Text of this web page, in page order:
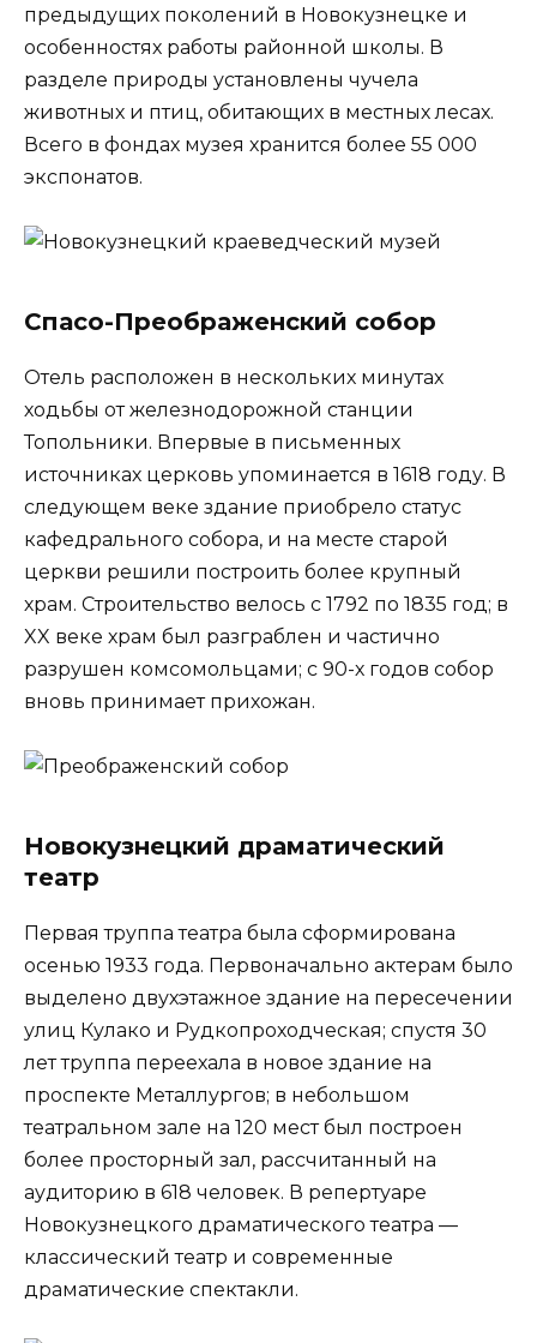
предыдущих поколений в Новокузнецке и
особенностях работы районной школы. В
разделе природы установлены чучела
животных и птиц, обитающих в местных лесах.
Всего в фондах музея хранится более 55 000
экспонатов.
Спасо-Преображенский собор
Отель расположен в нескольких минутах
ходьбы от железнодорожной станции
Топольники. Впервые в письменных
источниках церковь упоминается в 1618 году. В
следующем веке здание приобрело статус
кафедрального собора, и на месте старой
церкви решили построить более крупный
храм. Строительство велось с 1792 по 1835 год; в
XX веке храм был разграблен и частично
разрушен комсомольцами; с 90-х годов собор
вновь принимает прихожан.
Новокузнецкий драматический
театр
Первая труппа театра была сформирована
осенью 1933 года. Первоначально актерам было
выделено двухэтажное здание на пересечении
улиц Кулако и Рудкопроходческая; спустя 30
лет труппа переехала в новое здание на
проспекте Металлургов; в небольшом
театральном зале на 120 мест был построен
более просторный зал, рассчитанный на
аудиторию в 618 человек. В репертуаре
Новокузнецкого драматического театра —
классический театр и современные
драматические спектакли.